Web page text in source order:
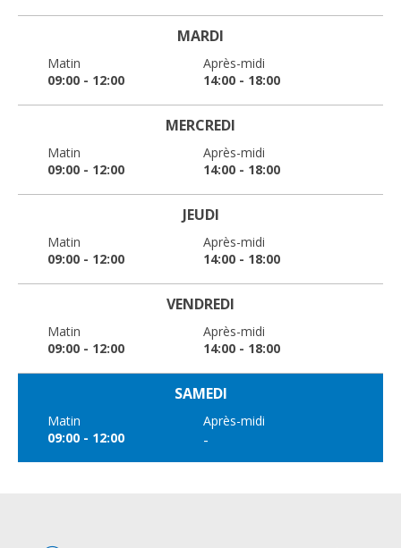
MARDI
Matin
09:00 - 12:00
Après-midi
14:00 - 18:00
MERCREDI
Matin
09:00 - 12:00
Après-midi
14:00 - 18:00
JEUDI
Matin
09:00 - 12:00
Après-midi
14:00 - 18:00
VENDREDI
Matin
09:00 - 12:00
Après-midi
14:00 - 18:00
SAMEDI
Matin
09:00 - 12:00
Après-midi
-